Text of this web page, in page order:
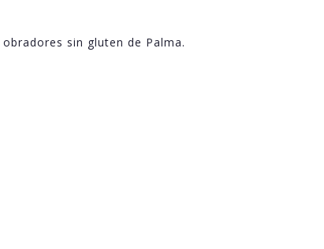
sin gluten de Palma.